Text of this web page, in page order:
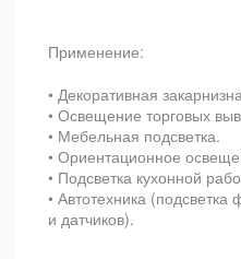
Применение:
• Декоративная
• Освещение торговых
• Мебельная подсветка.
• Ориентационное
• Подсветка кухонной
• Автотехника
и датчиков).